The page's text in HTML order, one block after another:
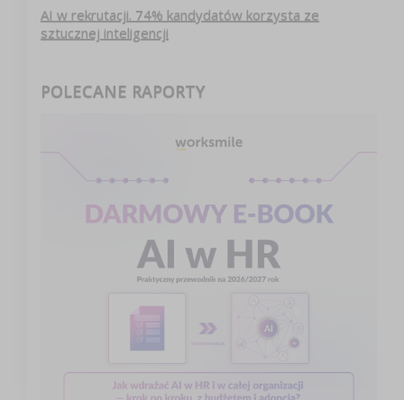
AI w rekrutacji. 74% kandydatów korzysta ze
sztucznej inteligencji
POLECANE RAPORTY